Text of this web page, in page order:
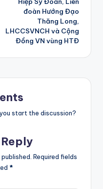
đoàn Hướng Đạo
Thăng Long,
LHCCSVNCH và Cộng
Đồng VN vùng HTĐ
start the discussion?
Required fields
*